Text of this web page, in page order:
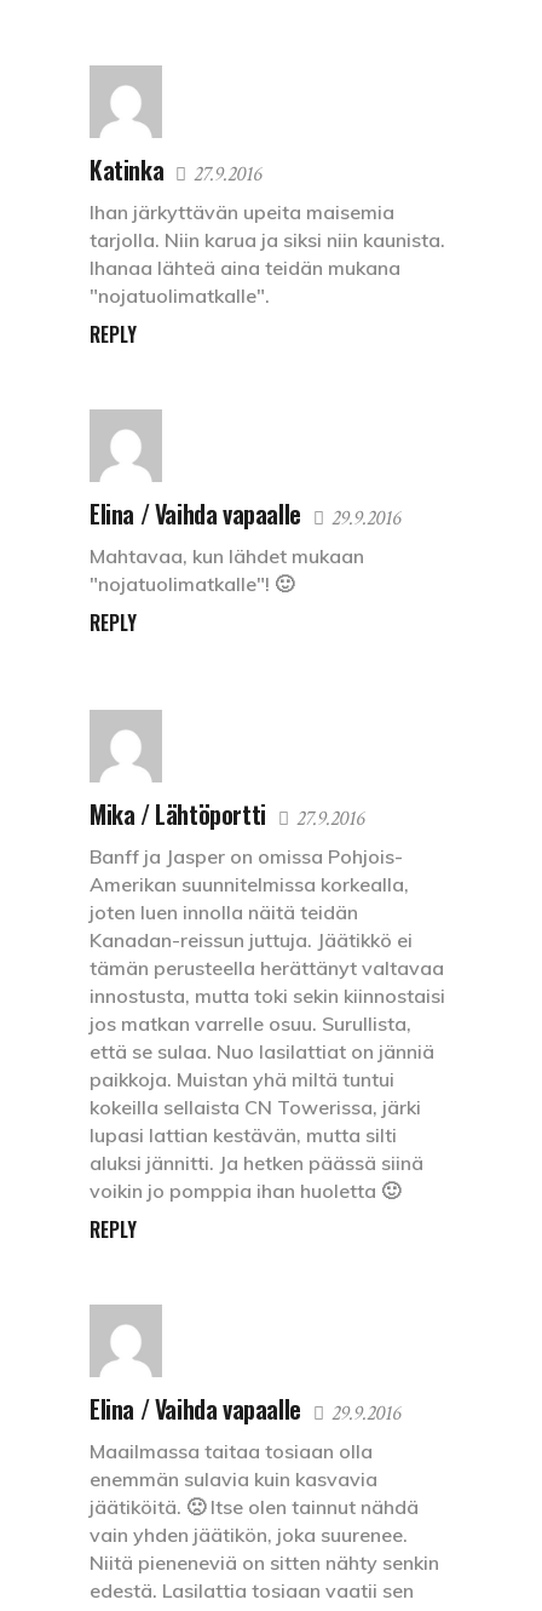
Katinka 27.9.2016
Ihan järkyttävän upeita maisemia
tarjolla. Niin karua ja siksi niin kaunista.
Ihanaa lähteä aina teidän mukana
"nojatuolimatkalle".
REPLY
Elina / Vaihda vapaalle 29.9.2016
Mahtavaa, kun lähdet mukaan
"nojatuolimatkalle"! 🙂
REPLY
Mika / Lähtöportti 27.9.2016
Banff ja Jasper on omissa Pohjois-
Amerikan suunnitelmissa korkealla,
joten luen innolla näitä teidän
Kanadan-reissun juttuja. Jäätikkö ei
tämän perusteella herättänyt valtavaa
innostusta, mutta toki sekin kiinnostaisi
jos matkan varrelle osuu. Surullista,
että se sulaa. Nuo lasilattiat on jänniä
paikkoja. Muistan yhä miltä tuntui
kokeilla sellaista CN Towerissa, järki
lupasi lattian kestävän, mutta silti
aluksi jännitti. Ja hetken päässä siinä
voikin jo pomppia ihan huoletta 🙂
REPLY
Elina / Vaihda vapaalle 29.9.2016
Maailmassa taitaa tosiaan olla
enemmän sulavia kuin kasvavia
jäätiköitä. 🙁 Itse olen tainnut nähdä
vain yhden jäätikön, joka suurenee.
Niitä pieneneviä on sitten nähty senkin
edestä. Lasilattia tosiaan vaatii sen